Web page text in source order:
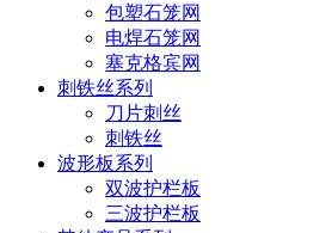
包塑石笼网
电焊石笼网
塞克格宾网
刺铁丝系列
刀片刺丝
刺铁丝
波形板系列
双波护栏板
三波护栏板